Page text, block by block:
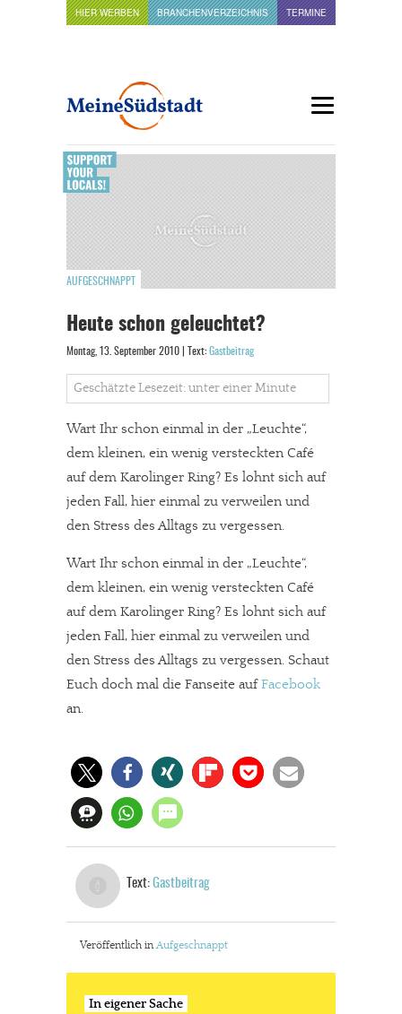
HIER WERBEN BRANCHENVERZEICHNIS TERMINE
AUFGESCHNAPPT
Heute schon geleuchtet?
Montag, 13. September 2010 | Text: Gastbeitrag
Geschätzte Lesezeit: unter einer Minute
Wart Ihr schon einmal in der „Leuchte“,
dem kleinen, ein wenig versteckten Café
auf dem Karolinger Ring? Es lohnt sich auf
jeden Fall, hier einmal zu verweilen und
den Stress des Alltags zu vergessen.
Wart Ihr schon einmal in der „Leuchte“,
dem kleinen, ein wenig versteckten Café
auf dem Karolinger Ring? Es lohnt sich auf
jeden Fall, hier einmal zu verweilen und
den Stress des Alltags zu vergessen. Schaut
Euch doch mal die Fanseite aufFacebook
an.
Text: Gastbeitrag
Veröffentlich inAufgeschnappt
In eigener Sache